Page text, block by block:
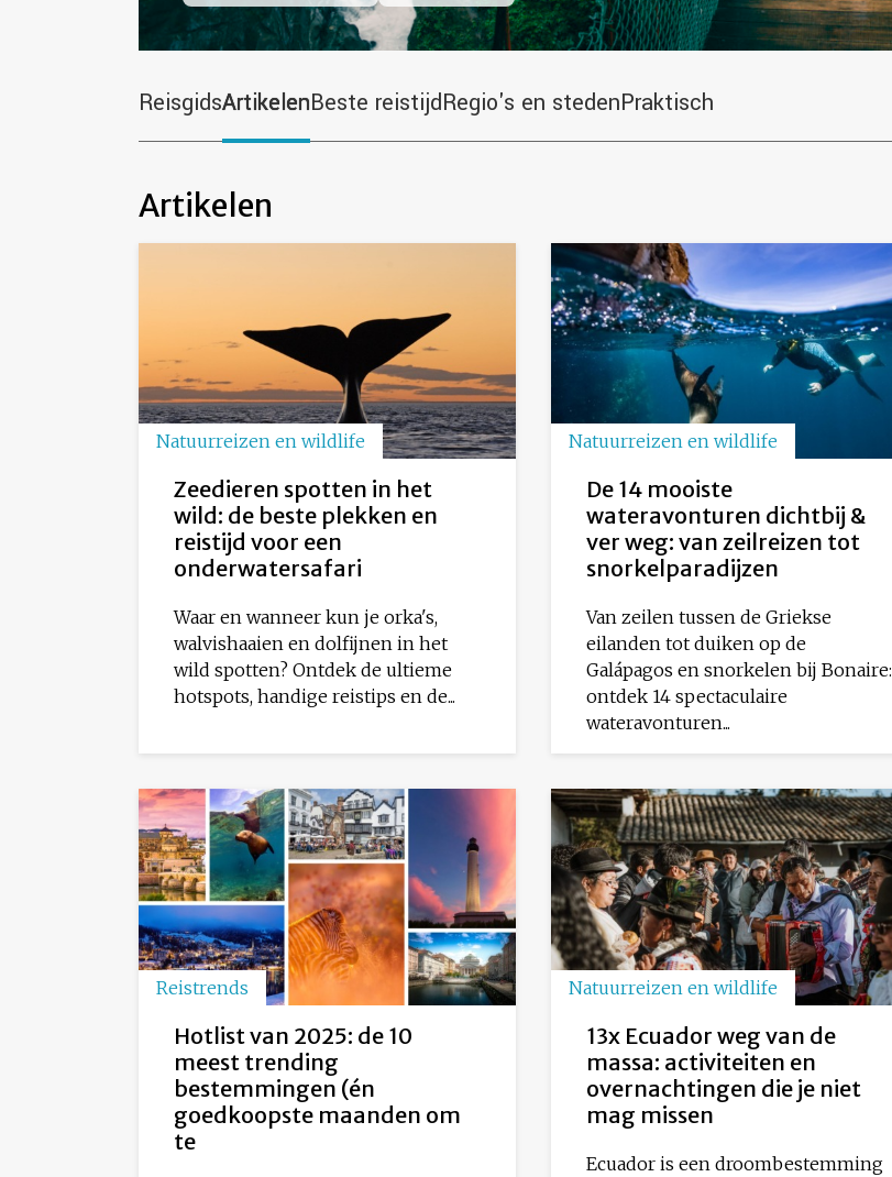
ReisgidsArtikelenBeste reistijdRegio's en stedenPraktisch
Artikelen
Natuurreizen en wildlife
Zeedieren spotten in het
wild: de beste plekken en
reistijd voor een
onderwatersafari
Waar en wanneer kun je orka's,
walvishaaien en dolfijnen in het
wild spotten? Ontdek de ultieme
hotspots, handige reistips en de...
Natuurreizen en wildlife
De 14 mooiste
wateravonturen dichtbij &
ver weg: van zeilreizen tot
snorkelparadijzen
Van zeilen tussen de Griekse
eilanden tot duiken op de
Galápagos en snorkelen bij Bonaire:
ontdek 14 spectaculaire
wateravonturen...
Reistrends
Hotlist van 2025: de 10
meest trending
bestemmingen (én
goedkoopste maanden om
te
Natuurreizen en wildlife
13x Ecuador weg van de
massa: activiteiten en
overnachtingen die je niet
mag missen
Ecuador is een droombestemming